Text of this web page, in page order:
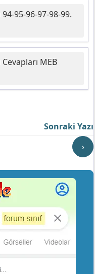
95-96-97-98-99.
MEB
Sonraki Yazı
›